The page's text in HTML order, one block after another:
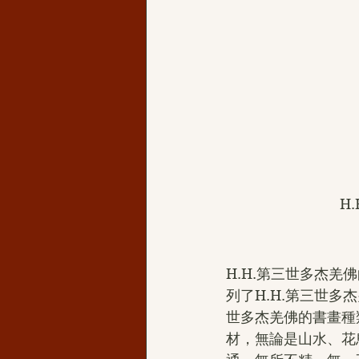
H.H.第三世多杰羌
列了H.H.第三世多
世多杰羌佛的書畫
材，無論是山水、